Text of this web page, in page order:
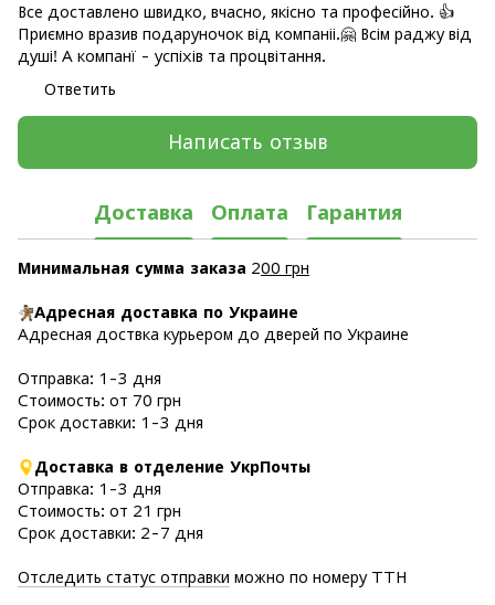
Все доставлено швидко, вчасно, якісно та професійно. 👍
Приємно вразив подаруночок від компаніі.🤗 Всім раджу від
душі! А компанї - успіхів та процвітання.
Ответить
Написать отзыв
Доставка Оплата Гарантия
Минимальная сумма заказа 200 грн
Адресная доставка по Украине
Адресная доствка курьером до дверей по Украине
Отправка: 1-3 дня
Стоимость: от 70 грн
Срок доставки: 1-3 дня
Доставка в отделение УкрПочты
Отправка: 1-3 дня
Стоимость: от 21 грн
Срок доставки: 2-7 дня
Отследить статус отправки можно по номеру ТТН